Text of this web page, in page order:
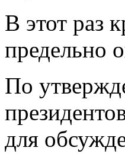
В этот раз
предельно
По
для